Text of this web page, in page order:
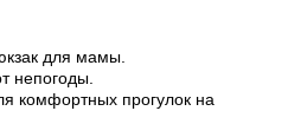
для мамы.
непогоды.
комфортных прогулок на